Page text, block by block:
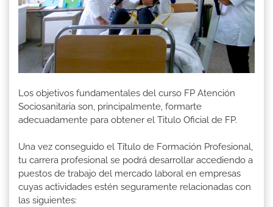
Los objetivos fundamentales del curso FP Atención
Sociosanitaria son, principalmente, formarte
adecuadamente para obtener el Titulo Oficial de FP.
Una vez conseguido el Título de Formación Profesional,
tu carrera profesional se podrá desarrollar accediendo a
puestos de trabajo del mercado laboral en empresas
cuyas actividades estén seguramente relacionadas con
las siguientes: